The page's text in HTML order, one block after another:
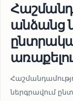
անձանց
ներգրավում